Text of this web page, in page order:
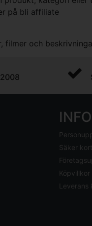
på bli affiliate
filmer och
Säker
Köpvillkor
Leverans